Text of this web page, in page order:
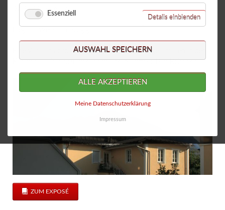
Daten
Essenziell
Details einblendenfür
AUSWAHL SPEICHERN
ALLE AKZEPTIEREN
Meine Datenschutzerklärung
Impressum
07.01.2018 16:47
Eine Villa - in absolut ruhiger und zentraler Lage - mitten in der
Kurzone 1 - in einem der schönsten Stadtteile Bad Reichenhalls.
ZUM EXPOSÉ